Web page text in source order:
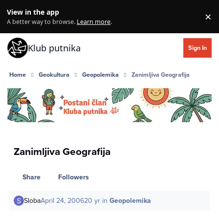
View in the app
A better way to browse. Learn more. ×
Klub putnika Sign In
Home Geokultura Geopolemika Zanimljiva Geografija
Zanimljiva Geografija
Share Followers
SlobaApril 24, 200620 yr inGeopolemika